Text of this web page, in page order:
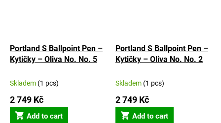
Portland S Ballpoint Pen –
Kytičky – Oliva No. No. 5
Skladem (1 pcs)
2 749 Kč
Add to cart
Portland S Ballpoint Pen –
Kytičky – Oliva No. No. 2
Skladem (1 pcs)
2 749 Kč
Add to cart